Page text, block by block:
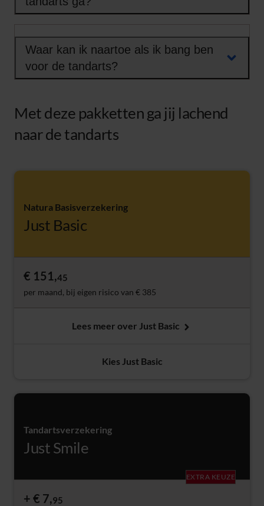
Waar kan ik naartoe als ik bang ben
voor de tandarts?
Met deze pakketten ga jij lachend
naar de tandarts
Natura Basisverzekering
Just Basic
€ 151,45
per maand, bij eigen risico van € 385
Lees meer over Just Basic
Kies Just Basic
Tandartsverzekering
Just Smile
EXTRA KEUZE
€ 7,95